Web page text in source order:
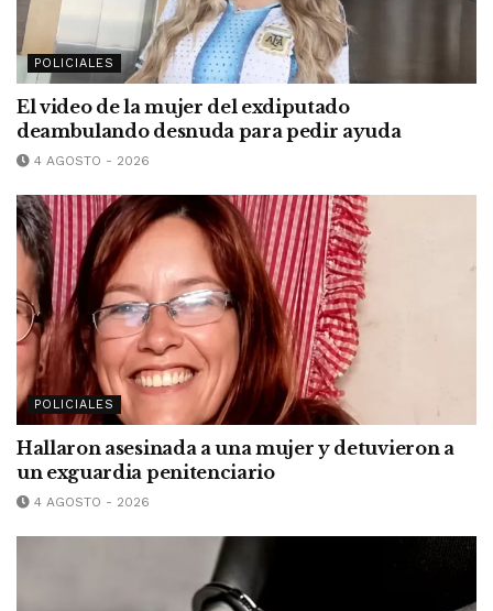
POLICIALES
El video de la mujer del exdiputado
deambulando desnuda para pedir ayuda
4 AGOSTO - 2026
POLICIALES
Hallaron asesinada a una mujer y detuvieron a
un exguardia penitenciario
4 AGOSTO - 2026